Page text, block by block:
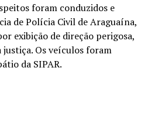
foram conduzidos e
de Polícia Civil de Araguaína,
exibição de direção perigosa,
justiça. Os veículos foram
da SIPAR.